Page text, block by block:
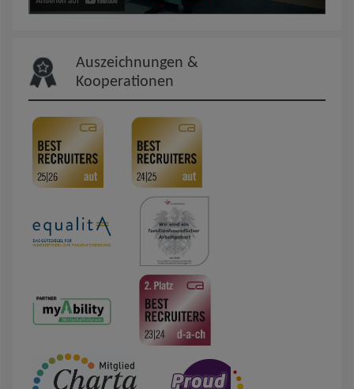
Auszeichnungen &
Kooperationen